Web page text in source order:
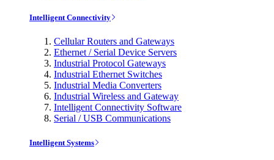
Intelligent Connectivity
Cellular Routers and Gateways
Ethernet / Serial Device Servers
Industrial Protocol Gateways
Industrial Ethernet Switches
Industrial Media Converters
Industrial Wireless and Gateway
Intelligent Connectivity Software
Serial / USB Communications
Intelligent Systems